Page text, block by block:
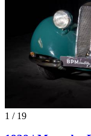
1 / 19